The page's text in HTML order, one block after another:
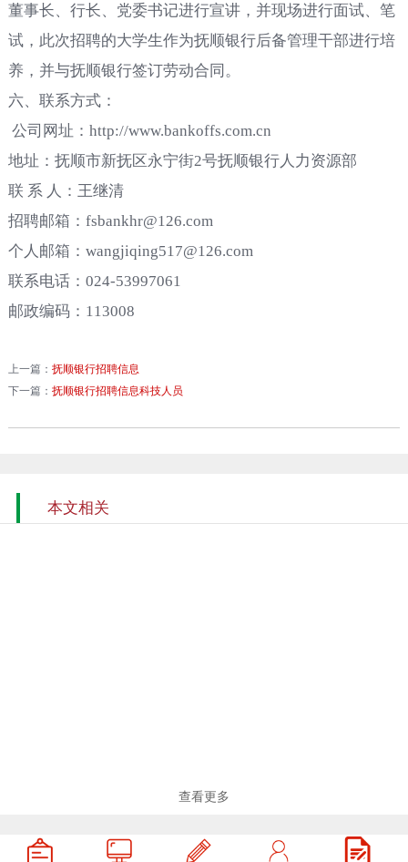
董事长、行长、党委书记进行宣讲，并现场进行面试、笔
试，此次招聘的大学生作为抚顺银行后备管理干部进行培
养，并与抚顺银行签订劳动合同。
六、联系方式：
公司网址：http://www.bankoffs.com.cn
地址：抚顺市新抚区永宁街2号抚顺银行人力资源部
联 系 人：王继清
招聘邮箱：fsbankhr@126.com
个人邮箱：wangjiqing517@126.com
联系电话：024-53997061
邮政编码：113008
上一篇： 抚顺银行招聘信息
下一篇： 抚顺银行招聘信息科技人员
本文相关
查看更多